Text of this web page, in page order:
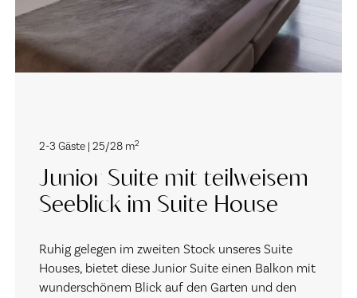
2-3 Gäste | 25/28 m2
Junior Suite mit teilweisem
Seeblick im Suite House
Ruhig gelegen im zweiten Stock unseres Suite
Houses, bietet diese Junior Suite einen Balkon mit
wunderschönem Blick auf den Garten und den